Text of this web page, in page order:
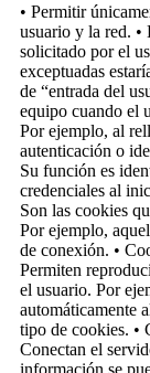
• Permitir
usuario y la red. •
solicitado por el
exceptuadas
de “entrada del
equipo cuando el
Por ejemplo, al
autenticación o
Su función es
credenciales al
Son las cookies
Por ejemplo,
de conexión. •
Permiten
el usuario. Por
automáticamente
tipo de cookies. •
Conectan el
información se